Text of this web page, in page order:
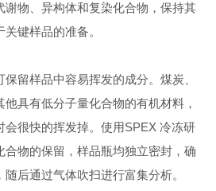
谢物、异构体和复染化合物，保持其
键样品的准备。
留样品中容易挥发的成分。煤炭、
具有低分子量化合物的有机材料，
会很快的挥发掉。使用SPEX 冷冻研
合物的保留，样品瓶均独立密封，确
后通过气体吹扫进行富集分析。